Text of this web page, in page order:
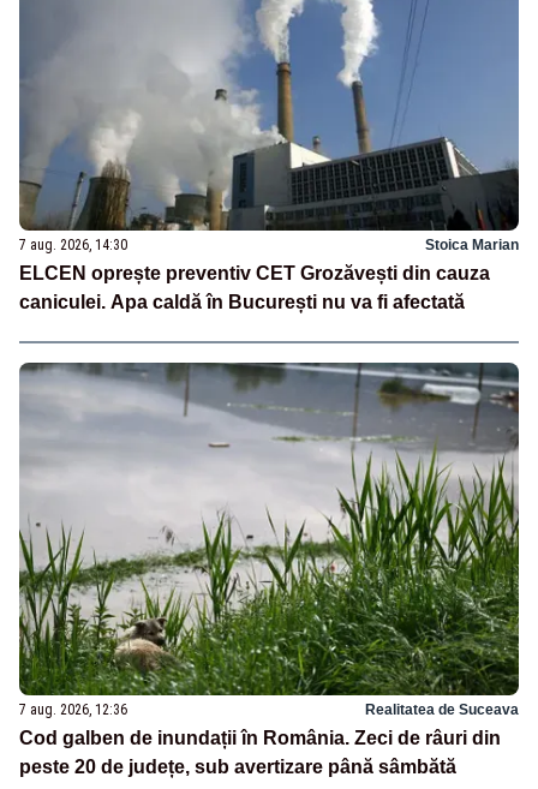
7 aug. 2026, 14:30 Stoica Marian
ELCEN oprește preventiv CET Grozăvești din cauza
caniculei. Apa caldă în București nu va fi afectată
7 aug. 2026, 12:36 Realitatea de Suceava
Cod galben de inundații în România. Zeci de râuri din
peste 20 de județe, sub avertizare până sâmbătă